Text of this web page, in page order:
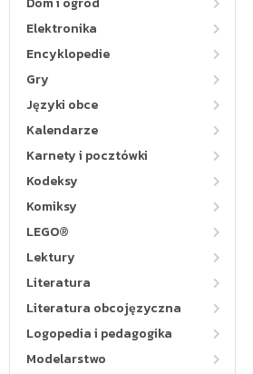
Elektronika
Encyklopedie
Gry
Języki obce
Kalendarze
Karnety i pocztówki
Kodeksy
Komiksy
LEGO®
Lektury
Literatura
Literatura obcojęzyczna
Logopedia i pedagogika
Modelarstwo